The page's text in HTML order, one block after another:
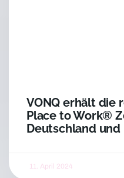
VONQ erhält die
Place to Work®
Deutschland
11. April 2024